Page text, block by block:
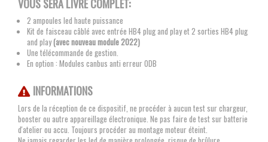
VOUS SERA LIVRÉ COMPLET:
2 ampoules led haute puissance
Kit de faisceau câblé avec entrée HB4 plug and play et 2 sorties HB4 plug
and play(avec nouveau module 2022)
Une télécommande de gestion.
En option : Modules canbus anti erreur ODB
INFORMATIONS
Lors de la réception de ce dispositif, ne procéder à aucun test sur chargeur,
booster ou autre appareillage électronique. Ne pas faire de test sur batterie
d'atelier ou accu. Toujours procéder au montage moteur éteint.